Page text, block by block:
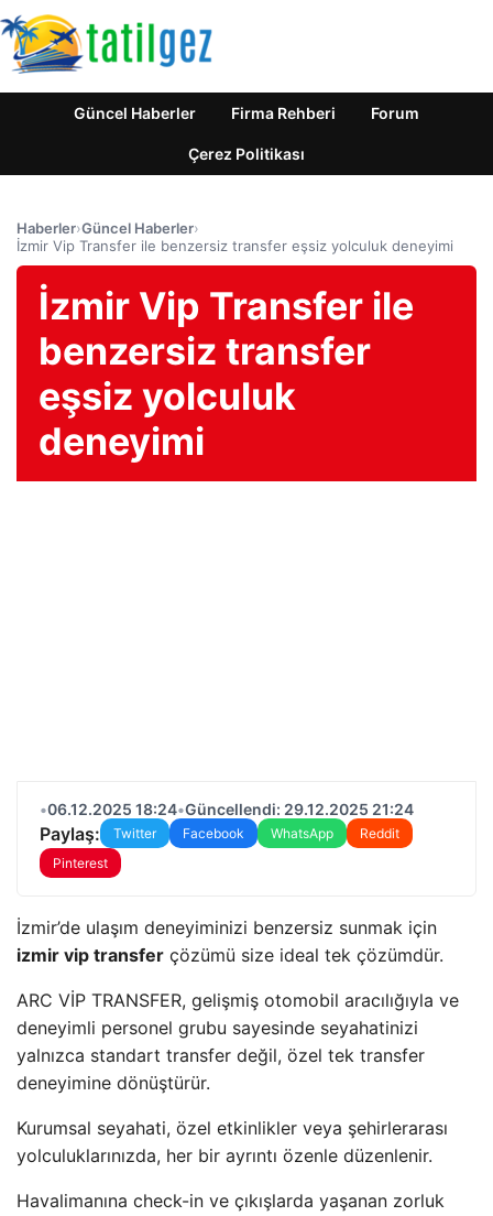
Güncel Haberler Firma Rehberi Forum
Çerez Politikası
Haberler›Güncel Haberler›
İzmir Vip Transfer ile benzersiz transfer eşsiz yolculuk deneyimi
İzmir Vip Transfer ile
benzersiz transfer
eşsiz yolculuk
deneyimi
•06.12.2025 18:24•Güncellendi: 29.12.2025 21:24
Paylaş: Twitter Facebook WhatsApp
Reddit
Pinterest
İzmir’de ulaşım deneyiminizi benzersiz sunmak için
izmir vip transfer çözümü size ideal tek çözümdür.
ARC VİP TRANSFER, gelişmiş otomobil aracılığıyla ve
deneyimli personel grubu sayesinde seyahatinizi
yalnızca standart transfer değil, özel tek transfer
deneyimine dönüştürür.
Kurumsal seyahati, özel etkinlikler veya şehirlerarası
yolculuklarınızda, her bir ayrıntı özenle düzenlenir.
Havalimanına check-in ve çıkışlarda yaşanan zorluk